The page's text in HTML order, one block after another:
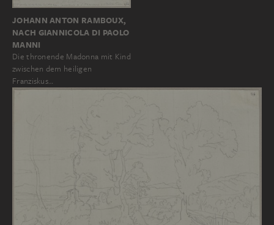
JOHANN ANTON RAMBOUX,
NACH GIANNICOLA DI PAOLO
MANNI
Die thronende Madonna mit Kind
zwischen dem heiligen
Franziskus…